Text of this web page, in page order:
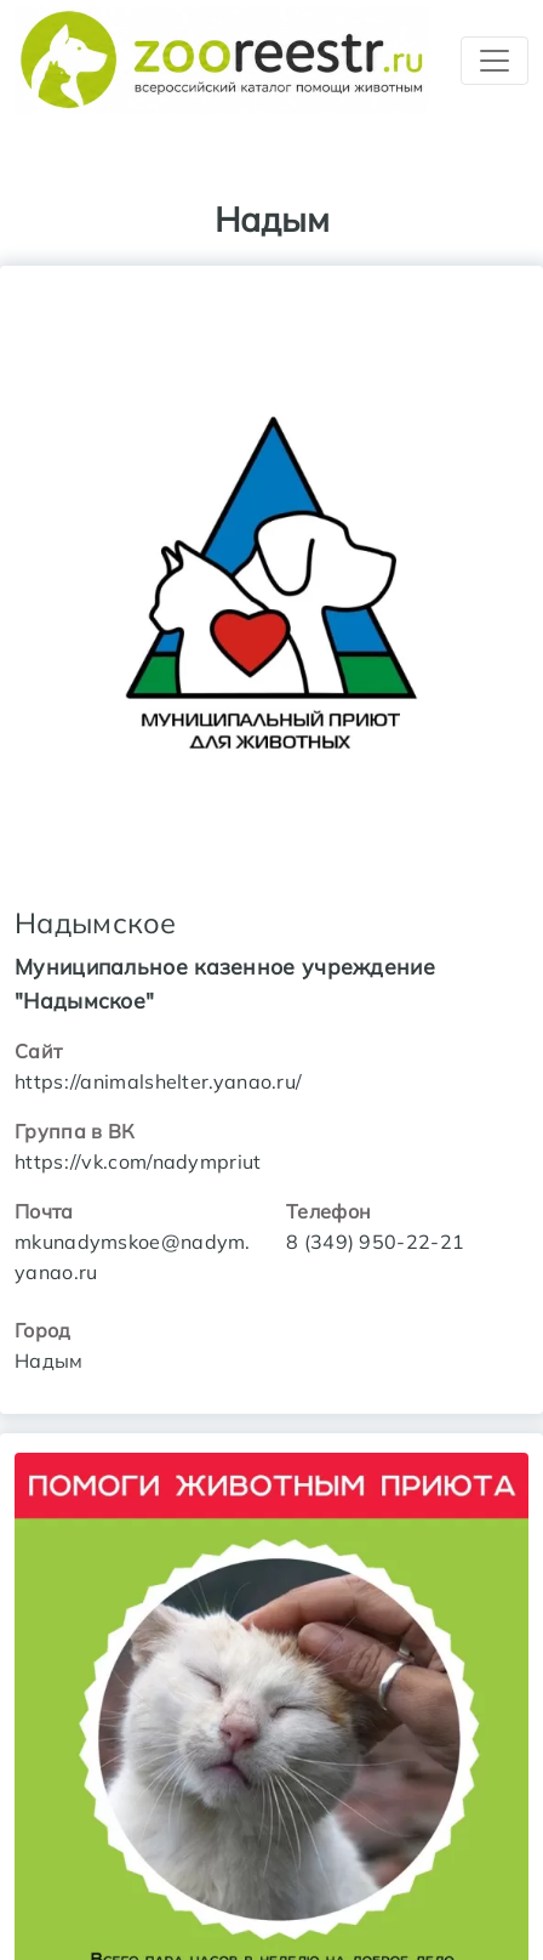
Надым
Надымское
Муниципальное казенное учреждение
"Надымское"
Сайт
https://animalshelter.yanao.ru/
Группа в ВК
https://vk.com/nadympriut
Почта
mkunadymskoe@nadym.
yanao.ru
Телефон
8 (349) 950-22-21
Город
Надым